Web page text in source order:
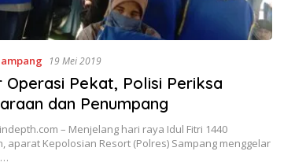
19 Mei 2019
Operasi Pekat, Polisi Periksa
dan Penumpang
– Menjelang hari raya Idul Fitri 1440
aparat Kepolosian Resort (Polres) Sampang menggelar